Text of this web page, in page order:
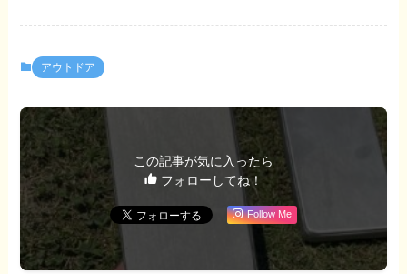
アウトドア
この記事が気に入ったら
フォローしてね！
Follow Me